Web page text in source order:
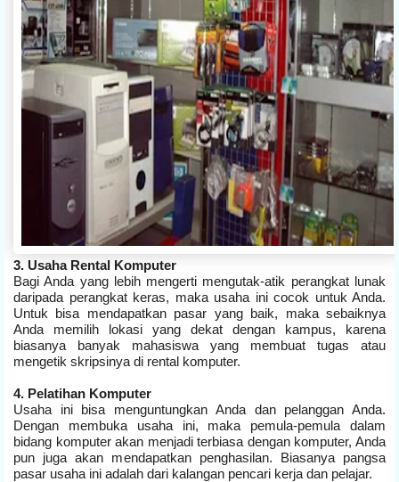
3. Usaha Rental Komputer
Bagi Anda yang lebih mengerti mengutak-atik perangkat lunak
daripada perangkat keras, maka usaha ini cocok untuk Anda.
Untuk bisa mendapatkan pasar yang baik, maka sebaiknya
Anda memilih lokasi yang dekat dengan kampus, karena
biasanya banyak mahasiswa yang membuat tugas atau
mengetik skripsinya di rental komputer.
4. Pelatihan Komputer
Usaha ini bisa menguntungkan Anda dan pelanggan Anda.
Dengan membuka usaha ini, maka pemula-pemula dalam
bidang komputer akan menjadi terbiasa dengan komputer, Anda
pun juga akan mendapatkan penghasilan. Biasanya pangsa
pasar usaha ini adalah dari kalangan pencari kerja dan pelajar.